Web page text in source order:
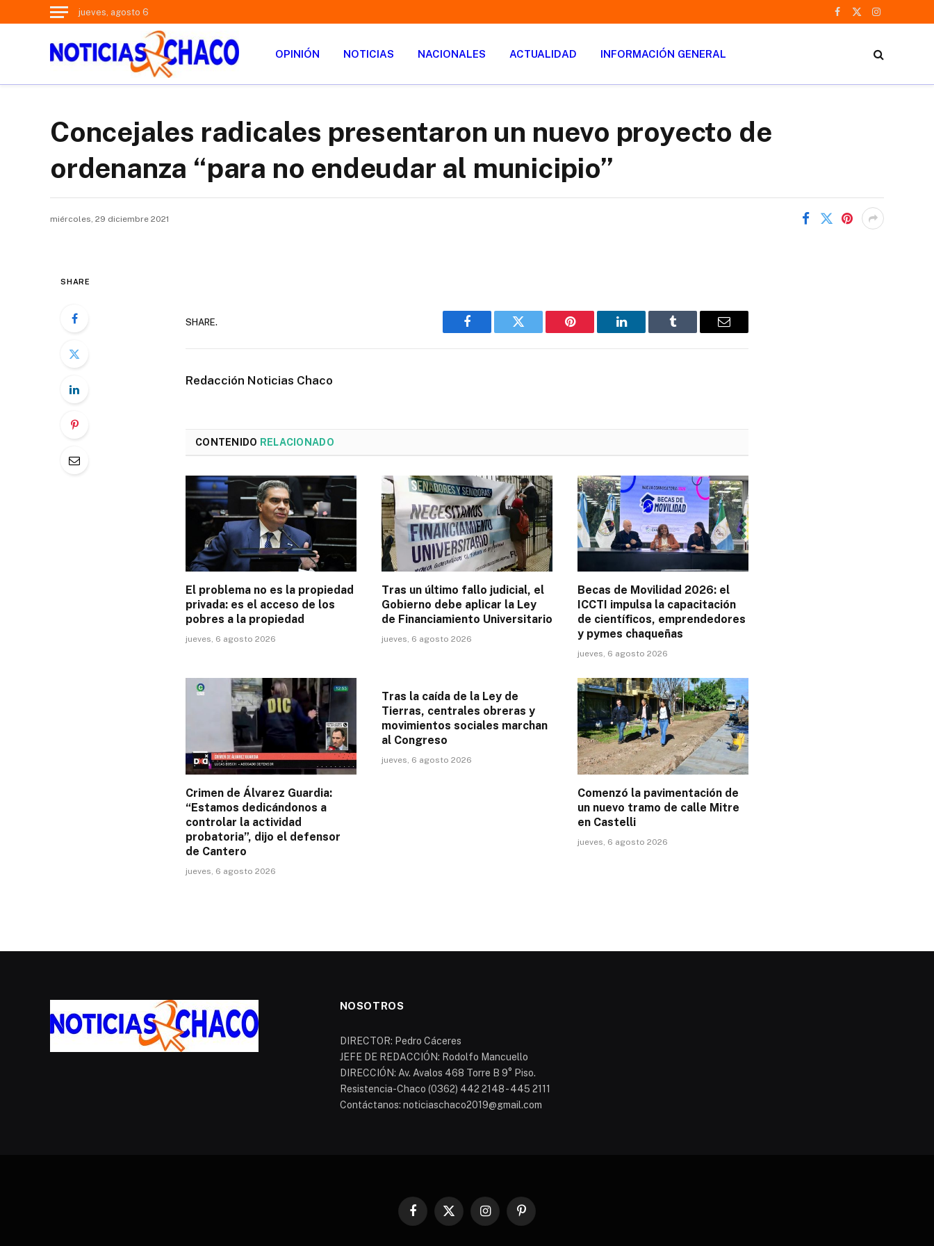
jueves, agosto 6
Facebook
X
Instagram
OPINIÓN NOTICIAS NACIONALES ACTUALIDAD INFORMACIÓN GENERAL
Concejales radicales presentaron un nuevo proyecto de
ordenanza “para no endeudar al municipio”
miércoles, 29 diciembre 2021
SHARE
SHARE.
Facebook Twitter Pinterest LinkedIn Tumblr Email
Redacción Noticias Chaco
CONTENIDO RELACIONADO
El problema no es la propiedad
privada: es el acceso de los
pobres a la propiedad
jueves, 6 agosto 2026
Tras un último fallo judicial, el
Gobierno debe aplicar la Ley
de Financiamiento Universitario
jueves, 6 agosto 2026
Becas de Movilidad 2026: el
ICCTI impulsa la capacitación
de científicos, emprendedores
y pymes chaqueñas
jueves, 6 agosto 2026
Crimen de Álvarez Guardia:
“Estamos dedicándonos a
controlar la actividad
probatoria”, dijo el defensor
de Cantero
jueves, 6 agosto 2026
Tras la caída de la Ley de
Tierras, centrales obreras y
movimientos sociales marchan
al Congreso
jueves, 6 agosto 2026
Comenzó la pavimentación de
un nuevo tramo de calle Mitre
en Castelli
jueves, 6 agosto 2026
NOSOTROS
DIRECTOR: Pedro Cáceres
JEFE DE REDACCIÓN: Rodolfo Mancuello
DIRECCIÓN: Av. Avalos 468 Torre B 9° Piso.
Resistencia-Chaco (0362) 442 2148 - 445 2111
Contáctanos: noticiaschaco2019@gmail.com
Facebook
X
InstagramPinterest